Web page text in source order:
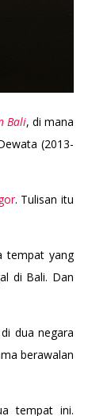
Bali, di mana
(2013-
. Tulisan itu
tempat yang
di Bali. Dan
dua negara
berawalan
tempat ini.